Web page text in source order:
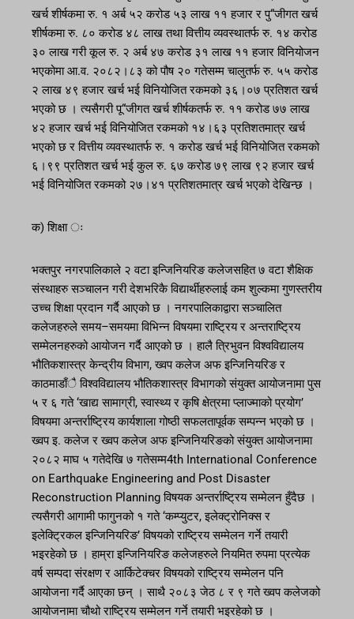
खर्च शीर्षकमा रु. १ अर्ब ५२ करोड ५३ लाख ११ हजार र पु“जीगत खर्च
शीर्षकमा रु. ८० करोड ४८ लाख तथा वित्तीय व्यवस्थातर्फ रु. १४ करोड
३० लाख गरी कूल रु. २ अर्ब ४७ करोड ३१ लाख ११ हजार विनियोजन
भएकोमा आ.व. २०८२।८३ को पौष २० गतेसम्म चालुतर्फ रु. ५५ करोड
२ लाख ४९ हजार खर्च भई विनियोजित रकमको ३६।०७ प्रतिशत खर्च
भएको छ । त्यसैगरी पू“जीगत खर्च शीर्षकतर्फ रु. ११ करोड ७७ लाख
४२ हजार खर्च भई विनियोजित रकमको १४।६३ प्रतिशतमात्र खर्च
भएको छ र वित्तीय व्यवस्थातर्फ रु. १ करोड खर्च भई विनियोजित रकमको
६।९९ प्रतिशत खर्च भई कुल रु. ६७ करोड ७९ लाख ९२ हजार खर्च
भई विनियोजित रकमको २७।४१ प्रतिशतमात्र खर्च भएको देखिन्छ ।
क) शिक्षा ः
भक्तपुर नगरपालिकाले २ वटा इन्जिनियरिङ कलेजसहित ७ वटा शैक्षिक
संस्थाहरु सञ्चालन गरी देशभरिकै विद्यार्थीहरुलाई कम शुल्कमा गुणस्तरीय
उच्च शिक्षा प्रदान गर्दै आएको छ । नगरपालिकाद्वारा सञ्चालित
कलेजहरुले समय–समयमा विभिन्न विषयमा राष्ट्रिय र अन्तराष्ट्रिय
सम्मेलनहरुको आयोजन गर्दै आएको छ । हालै त्रिभुवन विश्वविद्यालय
भौतिकशास्त्र केन्द्रीय विभाग, ख्वप कलेज अफ इन्जिनियरिङ र
काठमाडाँै विश्वविद्यालय भौतिकशास्त्र विभागको संयुक्त आयोजनामा पुस
५ र ६ गते ‘खाद्य सामाग्री, स्वास्थ्य र कृषि क्षेत्रमा प्लाज्माको प्रयोग’
विषयमा अन्तर्राष्ट्रिय कार्यशाला गोष्ठी सफलतापूर्वक सम्पन्न भएको छ ।
ख्वप इ. कलेज र ख्वप कलेज अफ इन्जिनियरिङको संयुक्त आयोजनामा
२०८२ माघ ५ गतेदेखि ७ गतेसम्म4th International Conference
on Earthquake Engineering and Post Disaster
Reconstruction Planning विषयक अन्तर्राष्ट्रिय सम्मेलन हुँदैछ ।
त्यसैगरी आगामी फागुनको १ गते ‘कम्प्युटर, इलेक्ट्रोनिक्स र
इलेक्ट्रिकल इन्जिनियरिङ’ विषयको राष्ट्रिय सम्मेलन गर्ने तयारी
भइरहेको छ । हाम्रा इन्जिनियरिङ कलेजहरुले नियमित रुपमा प्रत्येक
वर्ष सम्पदा संरक्षण र आर्किटेक्चर विषयको राष्ट्रिय सम्मेलन पनि
आयोजना गर्दै आएका छन् । साथै २०८३ जेठ ८ र ९ गते ख्वप कलेजको
आयोजनामा चौथो राष्ट्रिय सम्मेलन गर्ने तयारी भइरहेको छ ।